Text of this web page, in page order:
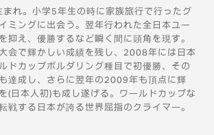
れ。小学5年生の時に家族旅行で行ったグ
ミングに出会う。翌年行われた全日本ユー
抑え、優勝するなど瞬く間に頭角を現す。
会で輝かしい成績を残し、2008年には日本
ドカップボルダリング種目で初優勝、その
達成し、さらに翌年の2009年も頂点に輝
(日本人初)も成し遂げる。ワールドカップな
戦する日本が誇る世界屈指のクライマー。